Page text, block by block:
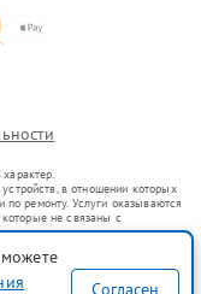
в отношении которых
ремонту. Услуги оказываются
не связаны с
оборот в соответствии
услуг или введения
предоставляемых услугах по
Согласен